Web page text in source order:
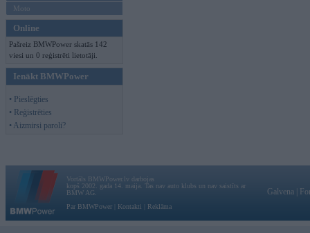
Moto
Online
Pašreiz BMWPower skatās 142
viesi un 0 reģistrēti lietotāji.
Ienākt BMWPower
• Pieslēgties
• Reģistrēties
• Aizmirsi paroli?
Vortāls BMWPower.lv darbojas
kopš 2002. gada 14. maija. Tas nav auto klubs un nav saistīts ar
BMW AG.
Par BMWPower
Kontakti Reklāma
Galvena